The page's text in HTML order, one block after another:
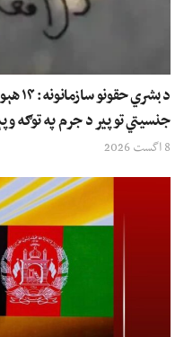
د
جنسیتي توپير د جرم په توګه
8 اگست 2026